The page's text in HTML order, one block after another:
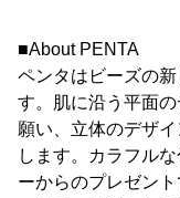
■About PENTA
ペンタはビーズの
す。肌に沿う平面
願い、立体のデザ
します。カラフル
ーからのプレゼン